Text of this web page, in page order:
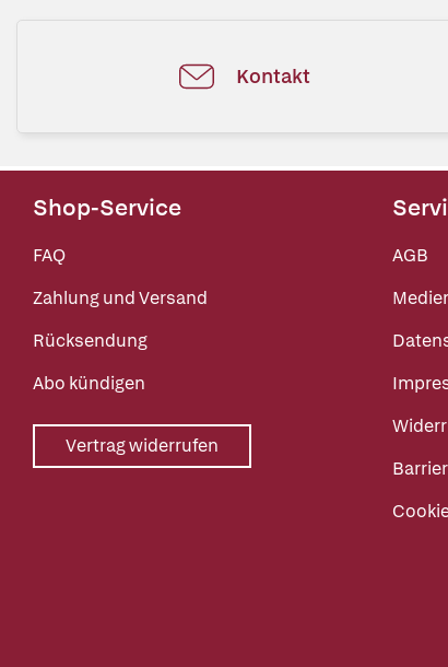
Kontakt
Shop-Service
FAQ
Zahlung und Versand
Rücksendung
Abo kündigen
Vertrag widerrufen
AGB